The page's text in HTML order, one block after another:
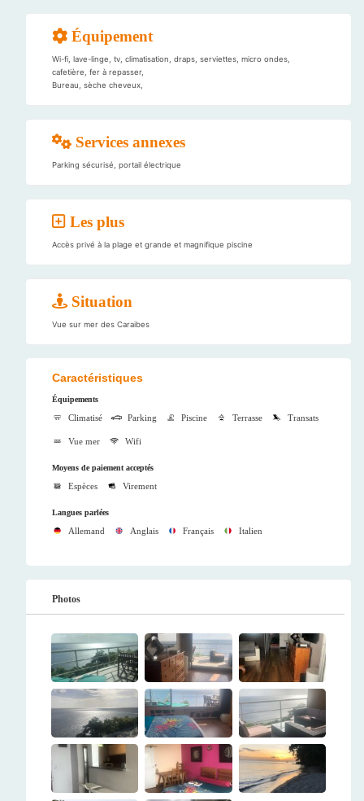
Équipement
Wi-fi, lave-linge, tv, climatisation, draps, serviettes, micro ondes,
cafetière, fer à repasser,
Bureau, sèche cheveux,
Services annexes
Parking sécurisé, portail électrique
Les plus
Accès privé à la plage et grande et magnifique piscine
Situation
Vue sur mer des Caraibes
Caractéristiques
Équipements
Climatisé Parking Piscine Terrasse Transats
Vue mer Wifi
Moyens de paiement acceptés
Espèces Virement
Langues parlées
Allemand Anglais Français Italien
Photos